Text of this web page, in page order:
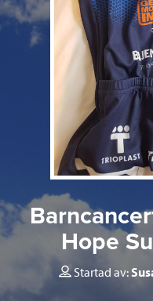
Hope
Startad av: